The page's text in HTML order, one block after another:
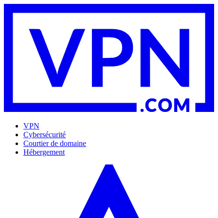
VPN
Cybersécurité
Courtier de domaine
Hébergement